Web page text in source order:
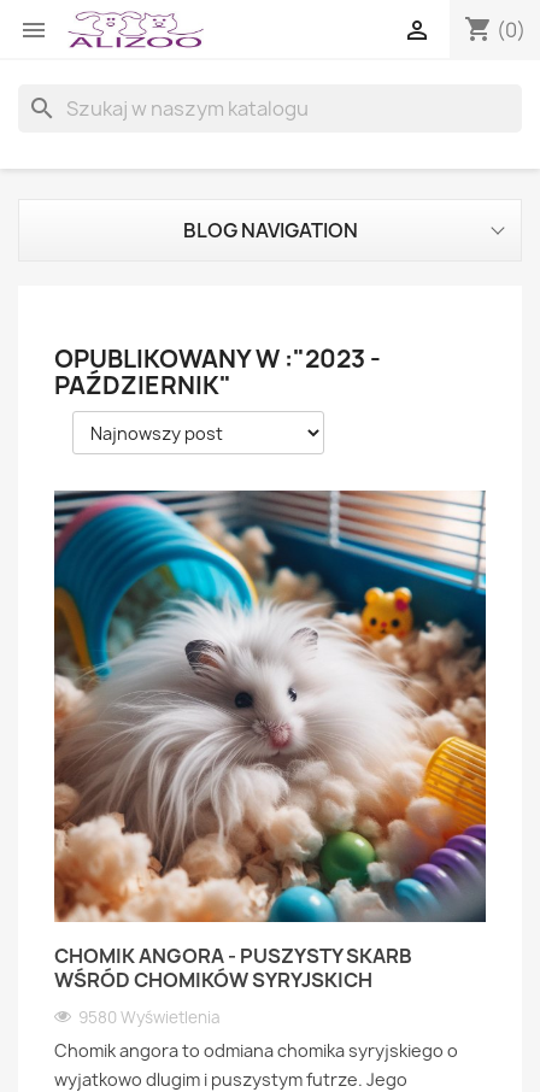
 shopping_cart (0)

search
BLOG NAVIGATION
OPUBLIKOWANY W :"2023 -
PAŹDZIERNIK"
CHOMIK ANGORA - PUSZYSTY SKARB
WŚRÓD CHOMIKÓW SYRYJSKICH
9580 Wyświetlenia
Chomik angora to odmiana chomika syryjskiego o
wyjatkowo dlugim i puszystym futrze. Jego